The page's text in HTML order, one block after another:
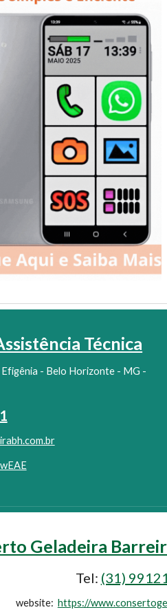
Técnica
- Belo Horizonte - MG -
Geladeira
Tel: (31)
website: https://